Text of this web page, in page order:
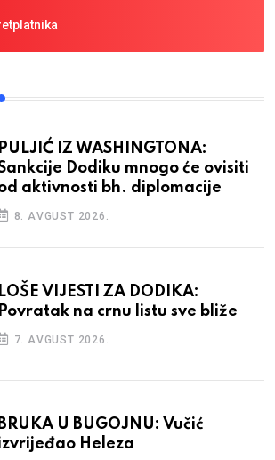
PULJIĆ IZ WASHINGTONA:
Dodiku mnogo će ovisiti
aktivnosti bh. diplomacije
8. AVGUST 2026.
LOŠE VIJESTI ZA DODIKA:
Povratak na crnu listu sve bliže
7. AVGUST 2026.
BRUKA U BUGOJNU: Vučić
Heleza